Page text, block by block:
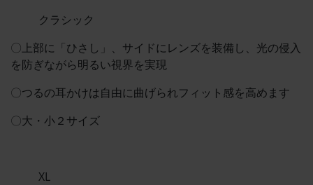
クラシック
〇上部に「ひさし」、サイドにレンズを装備し、光の侵入
を防ぎながら明るい視界を実現
〇つるの耳かけは自由に曲げられフィット感を高めます
〇大・小２サイズ
XL